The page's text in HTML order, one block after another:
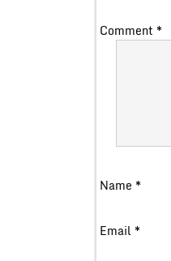
Comment *
Name *
Email *